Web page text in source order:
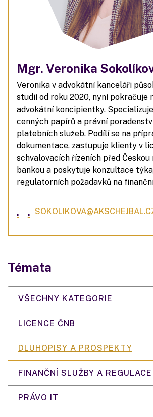
Mgr. Veronika
Veronika v advokátní kanceláři
studií od roku 2020, nyní pokračuje
advokátní koncipientky.
cenných papírů a právní
platebních služeb. Podílí se na
dokumentace, zastupuje klienty v
schvalovacích řízeních před Českou
bankou a poskytuje konzultace
regulatorních požadavků na
. .
Témata
VŠECHNY KATEGORIE
LICENCE ČNB
DLUHOPISY A PROSPEKTY
FINANČNÍ SLUŽBY A REGULACE
PRÁVO IT